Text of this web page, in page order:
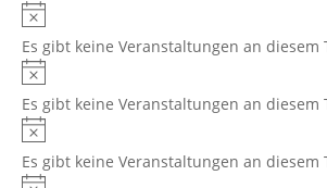
Es gibt keine Veranstaltungen an diesem
Es gibt keine Veranstaltungen an diesem
Es gibt keine Veranstaltungen an diesem